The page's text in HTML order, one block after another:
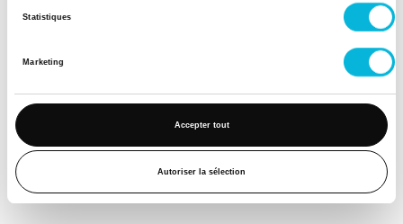
Statistiques
Marketing
Accepter tout
Autoriser la sélection
Matin
Après-midi
Samedi
Matin